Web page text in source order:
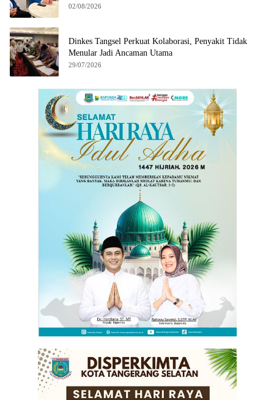
02/08/2026
Dinkes Tangsel Perkuat Kolaborasi, Penyakit Tidak
Menular Jadi Ancaman Utama
29/07/2026